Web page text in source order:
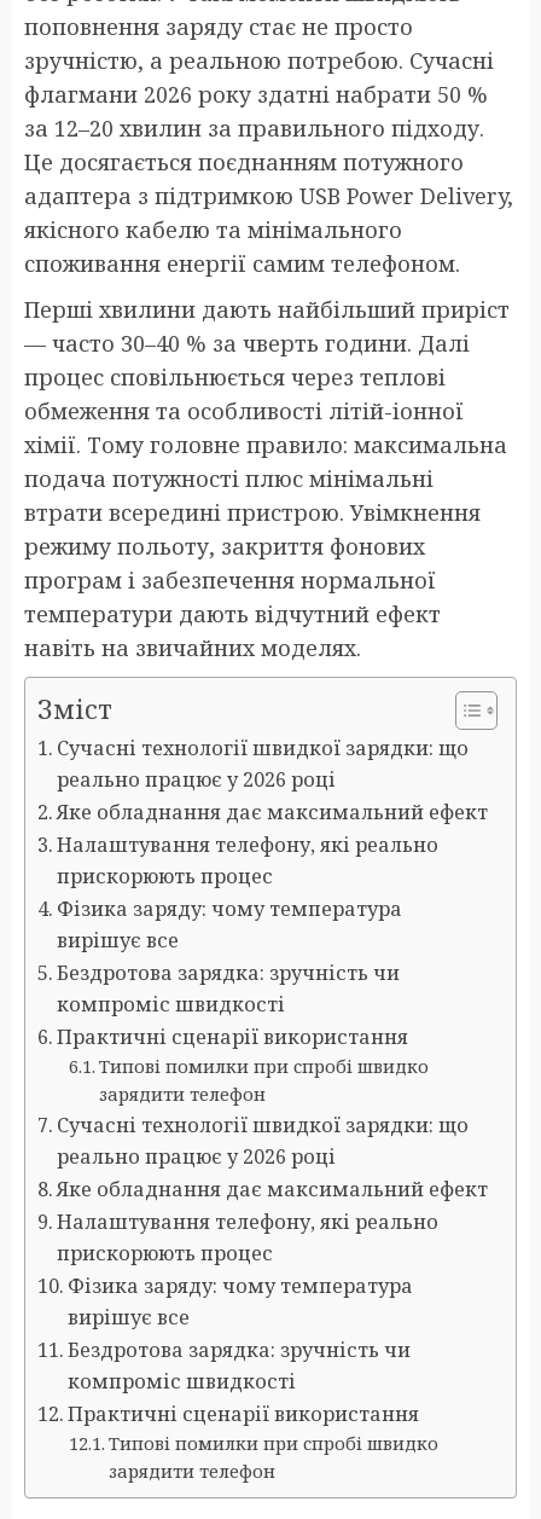
поповнення заряду стає не просто
зручністю, а реальною потребою. Сучасні
флагмани 2026 року здатні набрати 50 %
за 12–20 хвилин за правильного підходу.
Це досягається поєднанням потужного
адаптера з підтримкою USB Power Delivery,
якісного кабелю та мінімального
споживання енергії самим телефоном.
Перші хвилини дають найбільший приріст
— часто 30–40 % за чверть години. Далі
процес сповільнюється через теплові
обмеження та особливості літій-іонної
хімії. Тому головне правило: максимальна
подача потужності плюс мінімальні
втрати всередині пристрою. Увімкнення
режиму польоту, закриття фонових
програм і забезпечення нормальної
температури дають відчутний ефект
навіть на звичайних моделях.
Зміст
Сучасні технології швидкої зарядки: що
реально працює у 2026 році
Яке обладнання дає максимальний ефект
Налаштування телефону, які реально
прискорюють процес
Фізика заряду: чому температура
вирішує все
Бездротова зарядка: зручність чи
компроміс швидкості
Практичні сценарії використання
Типові помилки при спробі швидко
зарядити телефон
Сучасні технології швидкої зарядки: що
реально працює у 2026 році
Яке обладнання дає максимальний ефект
Налаштування телефону, які реально
прискорюють процес
Фізика заряду: чому температура
вирішує все
Бездротова зарядка: зручність чи
компроміс швидкості
Практичні сценарії використання
Типові помилки при спробі швидко
зарядити телефон